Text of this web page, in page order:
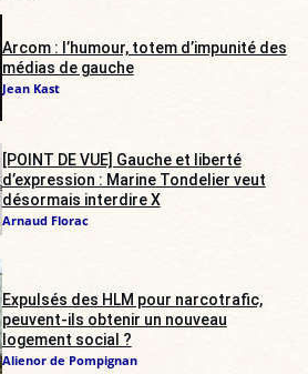
Arcom : l’humour, totem d’impunité des
médias de gauche
Jean Kast
[POINT DE VUE] Gauche et liberté
d’expression : Marine Tondelier veut
désormais interdire X
Arnaud Florac
Expulsés des HLM pour narcotrafic,
peuvent-ils obtenir un nouveau
logement social ?
Alienor de Pompignan